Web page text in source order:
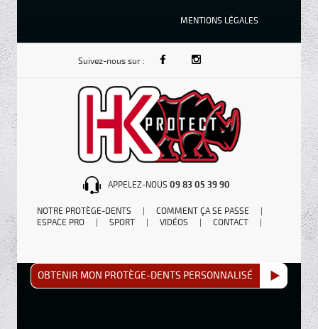
APPELEZ-NOUS 09 83 05 39 90
Suivez-nous sur :
MENTIONS LÉGALES
NOTRE PROTÈGE-DENTS COMMENT ÇA SE PASSE
ESPACE PRO
SPORT VIDÉOS CONTACT
OBTENIR MON PROTÈGE-DENTS PERSONNALISÉ